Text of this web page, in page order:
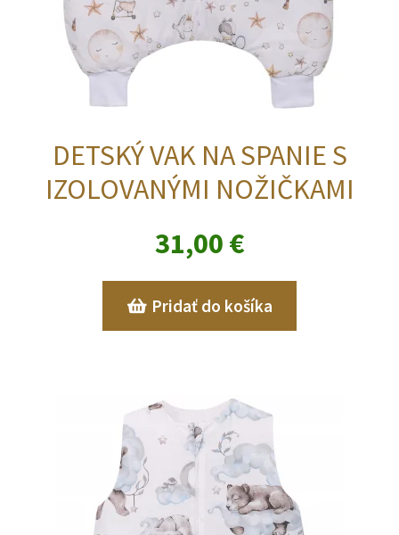
DETSKÝ VAK NA SPANIE S
IZOLOVANÝMI NOŽIČKAMI
31,00 €
Pridať do košíka